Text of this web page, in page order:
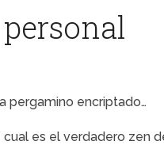
pergamino encriptado…
es el verdadero zen